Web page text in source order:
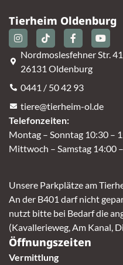
Tierheim Oldenburg
Nordmoslesfehner Str.
26131 Oldenburg
0441 / 50 42 93
tiere@tierheim-ol.de
Telefonzeiten:
Montag – Sonntag 10:30 –
Mittwoch – Samstag 14:00
Unsere Parkplätze am
An der B401 darf nicht
nutzt bitte bei Bedarf die
(Kavallerieweg, Am Kanal,
Öffnungszeiten
Vermittlung